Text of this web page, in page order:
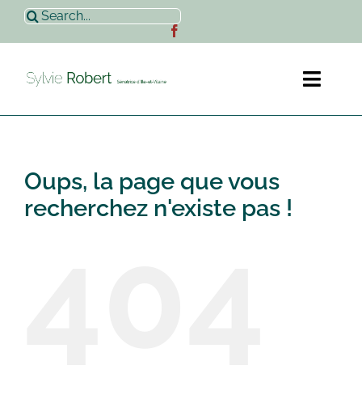
Passer
contenu
Rechercher:
Sylvie Robert
Oups, la page que vous
recherchez n'existe pas !